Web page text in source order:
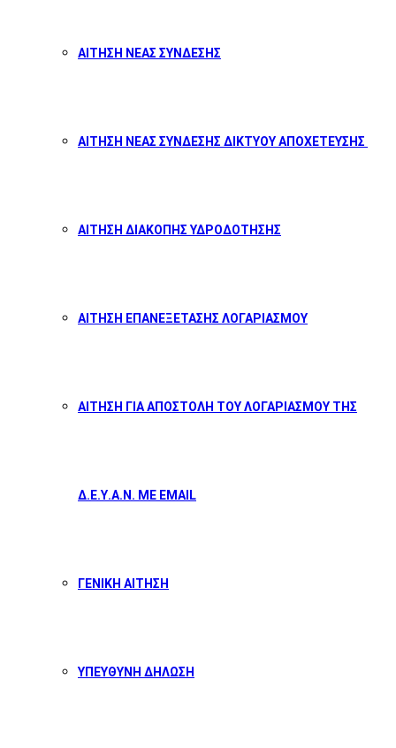
ΑΙΤΗΣΗ ΝΕΑΣ ΣΥΝΔΕΣΗΣ
ΑΙΤΗΣΗ ΝΕΑΣ ΣΥΝΔΕΣΗΣ ΔΙΚΤΥΟΥ ΑΠΟΧΕΤΕΥΣΗΣ
ΑΙΤΗΣΗ ΔΙΑΚΟΠΗΣ ΥΔΡΟΔΟΤΗΣΗΣ
ΑΙΤΗΣΗ ΕΠΑΝΕΞΕΤΑΣΗΣ ΛΟΓΑΡΙΑΣΜΟΥ
ΑΙΤΗΣΗ ΓΙΑ ΑΠΟΣΤΟΛΗ ΤΟΥ ΛΟΓΑΡΙΑΣΜΟΥ ΤΗΣ
Δ.Ε.Υ.Α.Ν. ΜΕ EMAIL
ΓΕΝΙΚΗ ΑΙΤΗΣΗ
ΥΠΕΥΘΥΝΗ ΔΗΛΩΣΗ